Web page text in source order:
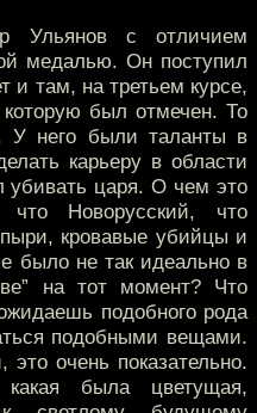
Ульянов с отличием
медалью. Он поступил
и там, на третьем курсе,
был отмечен. То
У него были таланты в
карьеру в области
убивать царя. О чем это
что Новорусский, что
кровавые убийцы и
было не так идеально в
на тот момент? Что
подобного рода
подобными вещами.
очень показательно.
была цветущая,